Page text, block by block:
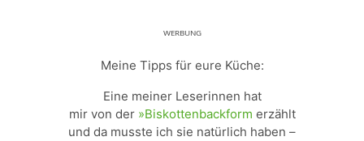
ᵂᴱᴿᴮᵁᴺᴳ
Meine Tipps für eure Küche:
Eine meiner Leserinnen hat
mir von der »Biskottenbackform erzählt
und da musste ich sie natürlich haben –